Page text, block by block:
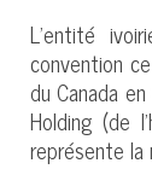
L’entité
convention
du Canada
Holding (de
représente la